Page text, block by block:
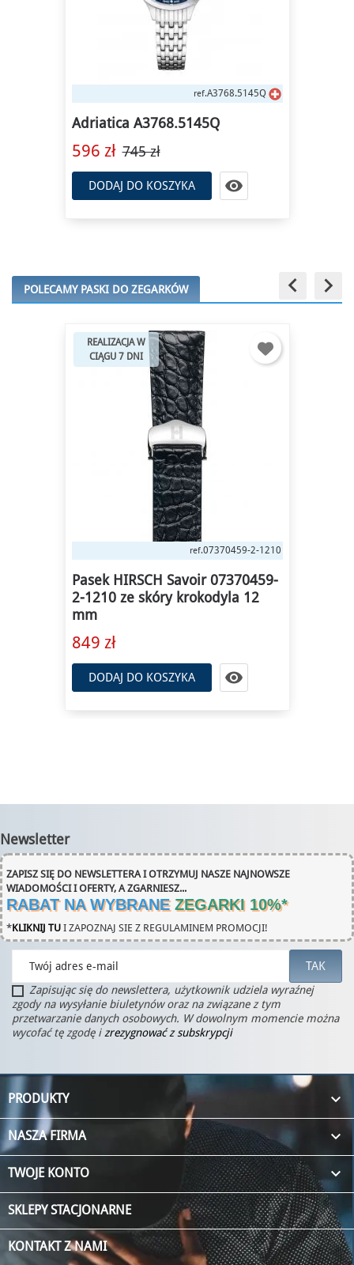
ref.A3768.5145Q
Adriatica A3768.5145Q
596 zł 745 zł
DODAJ DO KOSZYKA 
POLECAMY PASKI DO ZEGARKÓW keyboard_arrow_left
REALIZACJA W
CIĄGU 7 DNI
ref.07370459-2-1210
Pasek HIRSCH Savoir 07370459-
2-1210 ze skóry krokodyla 12
mm
849 zł
DODAJ DO KOSZYKA 
keyboard_arrow_right
Newsletter
ZAPISZ SIĘ DO NEWSLETTERA I OTRZYMUJ NASZE NAJNOWSZE
WIADOMOŚCI I OFERTY, A ZGARNIESZ...
RABAT NA WYBRANE ZEGARKI 10%*
*KLIKNIJ TU I ZAPOZNAJ SIE Z REGULAMINEM PROMOCJI!
Zapisując się do newslettera, użytkownik udziela wyraźnej
zgody na wysyłanie biuletynów oraz na związane z tym
przetwarzanie danych osobowych. W dowolnym momencie można
wycofać tę zgodę i zrezygnować z subskrypcji
PRODUKTY 
NASZA FIRMA 
TWOJE KONTO 
SKLEPY STACJONARNE
KONTAKT Z NAMI